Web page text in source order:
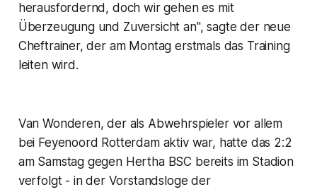
herausfordernd, doch wir gehen es mit
Überzeugung und Zuversicht an", sagte der neue
Cheftrainer, der am Montag erstmals das Training
leiten wird.
Van Wonderen, der als Abwehrspieler vor allem
bei Feyenoord Rotterdam aktiv war, hatte das 2:2
am Samstag gegen Hertha BSC bereits im Stadion
verfolgt - in der Vorstandsloge der